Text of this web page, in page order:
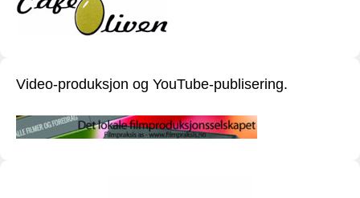
Video-produksjon og YouTube-publisering.